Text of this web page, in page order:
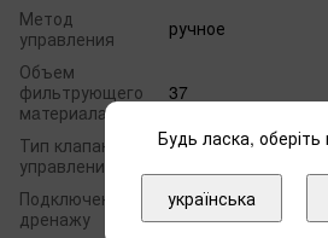
Метод
управления
ручное
Объем
фильтрующего
мaтериaлa
37
Тип клапана
управления
ручной
Подключение к
дренажу
3/4"рн
Будь ласка,
українська